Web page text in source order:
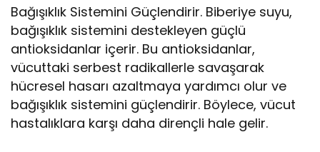
Bağışıklık Sistemini Güçlendirir. Biberiye suyu,
bağışıklık sistemini destekleyen güçlü
antioksidanlar içerir. Bu antioksidanlar,
vücuttaki serbest radikallerle savaşarak
hücresel hasarı azaltmaya yardımcı olur ve
bağışıklık sistemini güçlendirir. Böylece, vücut
hastalıklara karşı daha dirençli hale gelir.